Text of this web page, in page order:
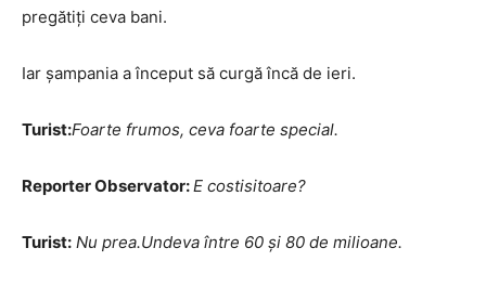
pregătiţi ceva bani.
Iar şampania a început să curgă încă de ieri.
Turist:Foarte frumos, ceva foarte special.
Reporter Observator:E costisitoare?
Turist: Nu prea.Undeva între 60 şi 80 de milioane.